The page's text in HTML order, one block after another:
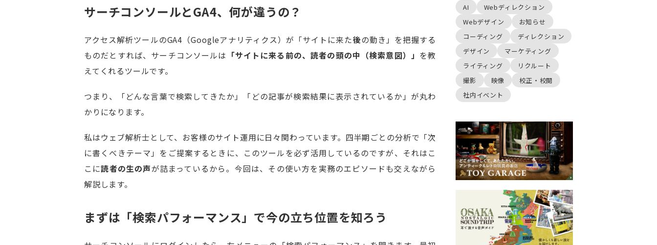
サーチコンソールとGA4、何が違うの？
アクセス解析ツールのGA4（Googleアナリティクス）が「サイトに来た後の動き」を把握する
ものだとすれば、サーチコンソールは 「サイトに来る前の、読者の頭の中（検索意図）」 を教
えてくれるツールです。
つまり、「どんな言葉で検索してきたか」「どの記事が検索結果に表示されているか」が丸わ
かりになります。
私はウェブ解析士として、お客様のサイト運用に日々関わっています。四半期ごとの分析で「次
に書くべきテーマ」をご提案するときに、このツールを必ず活用しているのですが、それはこ
こに読者の生の声が詰まっているから。今回は、その使い方を実務のエピソードも交えながら
解説します。
まずは「検索パフォーマンス」で今の立ち位置を知ろう
AI
Webディレクション
Webデザイン
お知らせ
コーディング
ディレクション
デザイン
マーケティング
ライティング
リクルート
撮影
映像
校正・校閲
社内イベント